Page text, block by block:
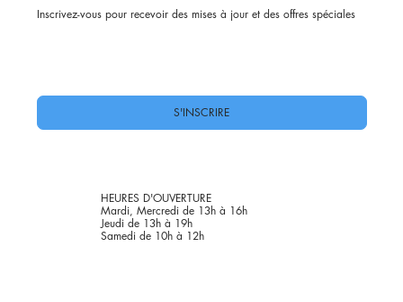
Inscrivez-vous pour recevoir des mises à jour et des offres spéciales
S'INSCRIRE
HEURES D'OUVERTURE
Mardi, Mercredi de 13h à 16h
Jeudi de 13h à 19h
Samedi de 10h à 12h